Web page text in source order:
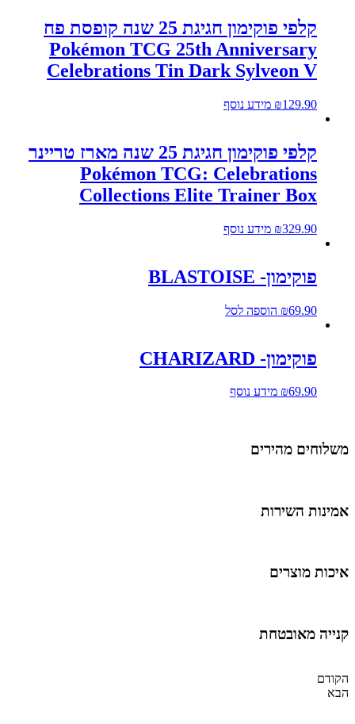
קלפי פוקימון חגיגת 25 שנה קופסת פח
Pokémon TCG 25th Anniversary
Celebrations Tin Dark Sylveon V
₪129.90 מידע נוסף
קלפי פוקימון חגיגת 25 שנה מארז טריינר
Pokémon TCG: Celebrations
Collections Elite Trainer Box
₪329.90 מידע נוסף
פוקימון- BLASTOISE
₪69.90 הוספה לסל
פוקימון- CHARIZARD
₪69.90 מידע נוסף
מהירים
השירות
מוצרים
מאובטחת